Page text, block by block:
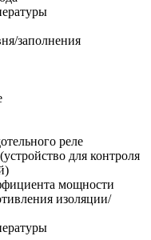
заполнения
реле
для контроля
мощности
изоляции/